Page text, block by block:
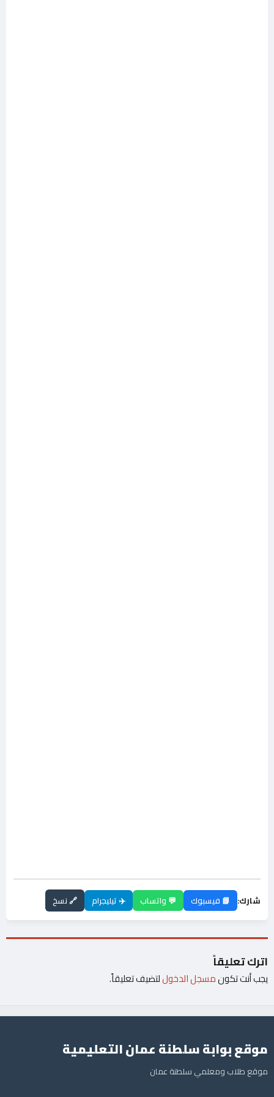
شارك: 📘 فيسبوك 💬 واتساب ✈️ تيليجرام 🔗 نسخ
اترك تعليقاً
يجب أنت تكونمسجل الدخوللتضيف تعليقاً.
موقع بوابة سلطنة عمان التعليمية
موقع طلاب ومعلمي سلطنة عمان